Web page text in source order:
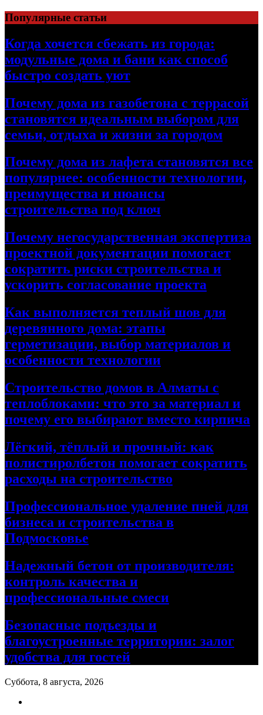
Перейти
к
содержимому
Популярные статьи
Когда хочется сбежать из города:
модульные дома и бани как способ
быстро создать уют
Почему дома из газобетона с террасой
становятся идеальным выбором для
семьи, отдыха и жизни за городом
Почему дома из лафета становятся все
популярнее: особенности технологии,
преимущества и нюансы
строительства под ключ
Почему негосударственная экспертиза
проектной документации помогает
сократить риски строительства и
ускорить согласование проекта
Как выполняется теплый шов для
деревянного дома: этапы
герметизации, выбор материалов и
особенности технологии
Строительство домов в Алматы с
теплоблоками: что это за материал и
почему его выбирают вместо кирпича
Лёгкий, тёплый и прочный: как
полистиролбетон помогает сократить
расходы на строительство
Профессиональное удаление пней для
бизнеса и строительства в
Подмосковье
Надежный бетон от производителя:
контроль качества и
профессиональные смеси
Безопасные подъезды и
благоустроенные территории: залог
удобства для гостей
Суббота, 8 августа, 2026